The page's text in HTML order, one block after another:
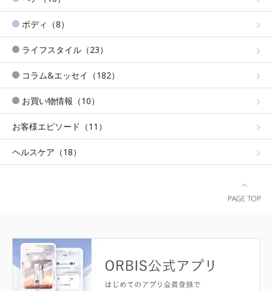
ボディ（8）
ライフスタイル（23）
コラム&エッセイ（182）
お買い物情報（10）
お客様エピソード（11）
ヘルスケア（18）